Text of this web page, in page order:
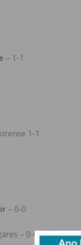
– 1-1
1-1
– 0-0
– 0-0